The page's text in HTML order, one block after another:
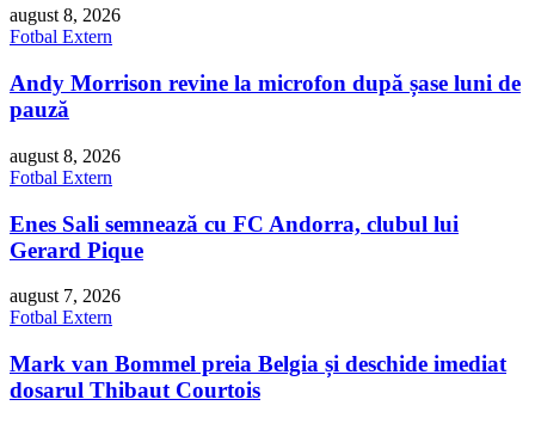
august 8, 2026
Fotbal Extern
Andy Morrison revine la microfon după șase luni de
pauză
august 8, 2026
Fotbal Extern
Enes Sali semnează cu FC Andorra, clubul lui
Gerard Pique
august 7, 2026
Fotbal Extern
Mark van Bommel preia Belgia și deschide imediat
dosarul Thibaut Courtois